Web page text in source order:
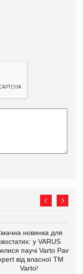
новинка для
у VARUS
паучі Varto Paw
від власної ТМ
Varto!